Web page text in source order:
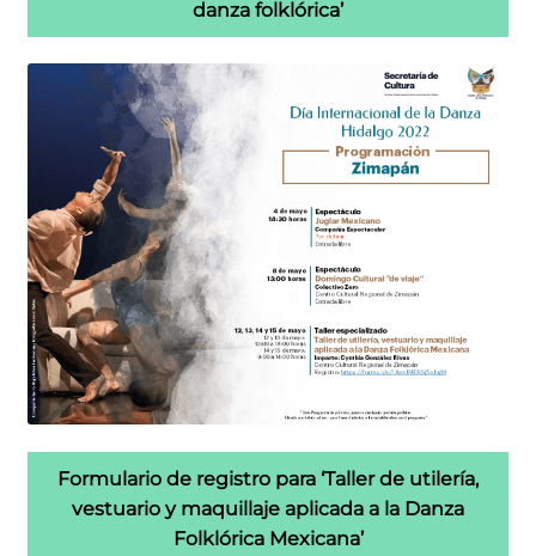
danza folklórica’
Formulario de registro para ‘Taller de utilería,
vestuario y maquillaje aplicada a la Danza
Folklórica Mexicana’